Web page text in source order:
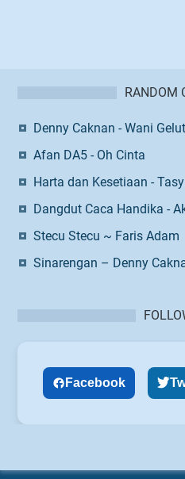
RANDOM
Denny Caknan - Wani
Afan DA5 - Oh Cinta
Harta dan Kesetiaan -
Dangdut Caca Handika -
Stecu Stecu ~ Faris Adam
Sinarengan – Denny
Facebook